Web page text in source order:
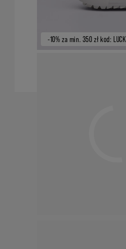
-10% za min. 350 zł kod: LUCK